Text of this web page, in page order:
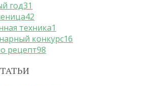
год31
42
техника1
конкурс16
рецепт98